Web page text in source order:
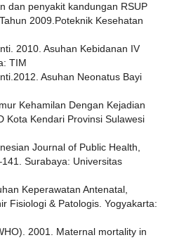
dan penyakit kandungan RSUP
2009.Poteknik Kesehatan
2010. Asuhan Kebidanan IV
TIM
Asuhan Neonatus Bayi
Kehamilan Dengan Kejadian
Kota Kendari Provinsi Sulawesi
Journal of Public Health,
Surabaya: Universitas
Keperawatan Antenatal,
Fisiologi & Patologis. Yogyakarta:
2001. Maternal mortality in